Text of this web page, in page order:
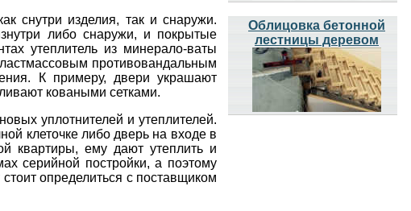
снутри изделия, так и снаружи.
либо снаружи, и покрытые
утеплитель из минерало-ваты
противовандальным
К примеру, двери украшают
коваными сетками.
уплотнителей и утеплителей.
клеточке либо дверь на входе в
квартиры, ему дают утеплить и
серийной постройки, а поэтому
определиться с поставщиком
Облицовка бетонной
лестницы деревом